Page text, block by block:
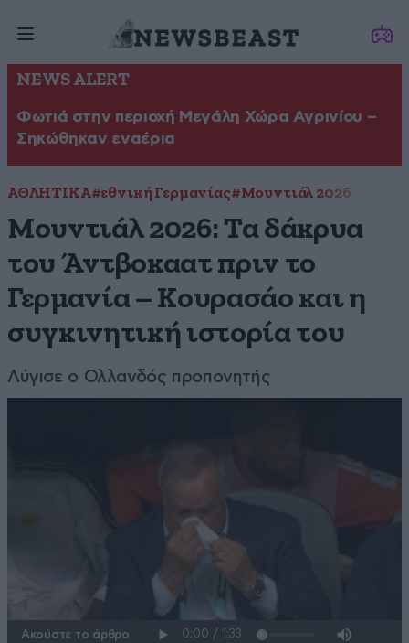
NEWS ALERT
Φωτιά στην περιοχή Μεγάλη Χώρα Αγρινίου –
Σηκώθηκαν εναέρια
ΑΘΛΗΤΙΚΑ#εθνική Γερμανίας#Μουντιάλ 2026
Μουντιάλ 2026: Τα δάκρυα
του Άντβοκαατ πριν το
Γερμανία – Κουρασάο και η
συγκινητική ιστορία του
Λύγισε ο Ολλανδός προπονητής
Ακούστε το άρθρο